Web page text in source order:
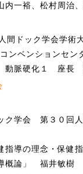
内一裕、松村周治
間ドック学会学
コンベンション
動脈硬化１ 座長
ク学会 第３０回
指導の理念・保健
概論」 福井敏樹